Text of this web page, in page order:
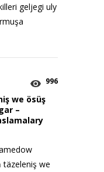
geljegi uly
996
we ösüş
–
täzeleniş we